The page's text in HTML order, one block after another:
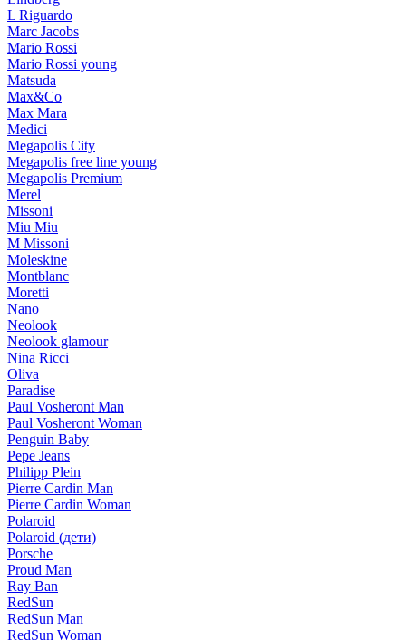
L Riguardo
Marc Jacobs
Mario Rossi
Mario Rossi young
Matsuda
Max&Co
Max Mara
Medici
Megapolis City
Megapolis free line young
Megapolis Premium
Merel
Missoni
Miu Miu
M Missoni
Moleskine
Montblanc
Moretti
Nano
Neolook
Neolook glamour
Nina Ricci
Oliva
Paradise
Paul Vosheront Man
Paul Vosheront Woman
Penguin Baby
Pepe Jeans
Philipp Plein
Pierre Cardin Man
Pierre Cardin Woman
Polaroid
Polaroid (дети)
Porsche
Proud Man
Ray Ban
RedSun
RedSun Man
RedSun Woman